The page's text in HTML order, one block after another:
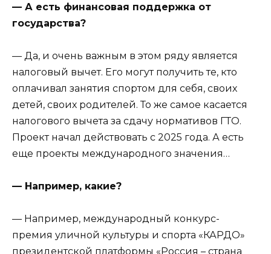
— А есть финансовая поддержка от
государства?
— Да, и очень важным в этом ряду является
налоговый вычет. Его могут получить те, кто
оплачивал занятия спортом для себя, своих
детей, своих родителей. То же самое касается
налогового вычета за сдачу нормативов ГТО.
Проект начал действовать с 2025 года. А есть
еще проекты международного значения…
— Например, какие?
— Например, международный конкурс-
премия уличной культуры и спорта «КАРДО»
президентской платформы «Россия – страна